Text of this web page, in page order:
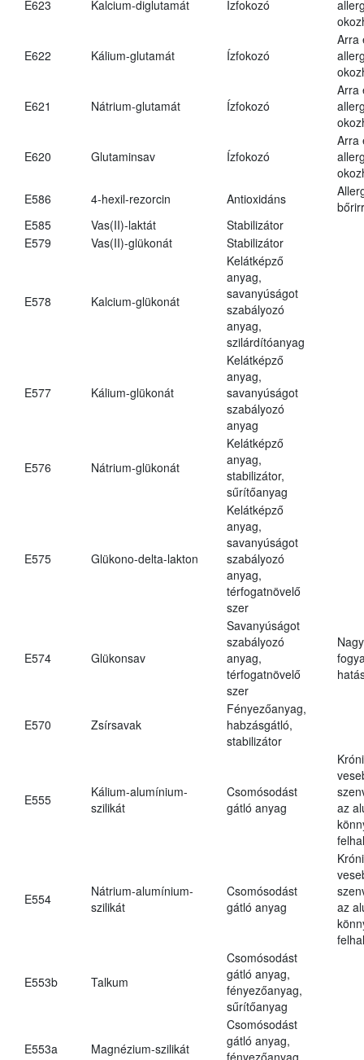
E623 Kalcium-diglutamát Ízfokozó
E622 Kálium-glutamát Ízfokozó
Arra
E621 Nátrium-glutamát Ízfokozó
Arra
E620 Glutaminsav Ízfokozó
Arra
E586
4-hexil-rezorcin Antioxidáns
E585
Vas(II)-laktát
Stabilizátor
E579
Vas(II)-glükonát Stabilizátor
E578 Kalcium-glükonát
Kelátképző
anyag,
savanyúságot
szabályozó
anyag,
szilárdítóanyag
E577 Kálium-glükonát
Kelátképző
anyag,
savanyúságot
szabályozó
anyag
E576 Nátrium-glükonát
Kelátképző
anyag,
stabilizátor,
sűrítőanyag
E575 Glükono-delta-lakton
Kelátképző
anyag,
savanyúságot
szabályozó
anyag,
térfogatnövelő
szer
E574 Glükonsav
Savanyúságot
szabályozó
anyag,
térfogatnövelő
szer
E570 Zsírsavak
Fényezőanyag,
habzásgátló,
stabilizátor
E555
Kálium-alumínium-
szilikát
Csomósodást
gátló anyag
az
E554
Nátrium-alumínium-
szilikát
Csomósodást
gátló anyag
az
E553b Talkum
Csomósodást
gátló anyag,
fényezőanyag,
sűrítőanyag
E553a Magnézium-szilikát
Csomósodást
gátló anyag,
fényezőanyag,